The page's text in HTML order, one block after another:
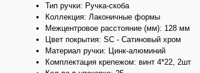
Тип ручки: Ручка-скоба
Коллекция: Лаконичные формы
Межцентровое расстояние (мм): 128 мм
Цвет покрытия: SC - Сатиновый хром
Материал ручки: Цинк-алюминий
Комплектация крепежом: винт 4*22, 2шт